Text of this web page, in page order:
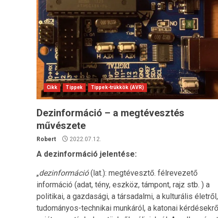
Cikk Tippek Tippek-trükkök (AVR)
Dezinformáció – a megtévesztés
művészete
Robert 2022.07.12.
A dezinformáció jelentése:
„dezinformáció(lat.): megtévesztő. félrevezető
információ (adat, tény, eszköz, támpont, rajz stb. ) a
politikai, a gazdasági, a társadalmi, a kulturális
tudományos-technikai munkáról, a katonai